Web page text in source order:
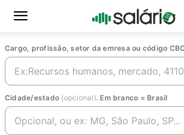
Cargo, profissão, setor da emresa ou código
Cidade/estado (opcional). Em branco = Brasil